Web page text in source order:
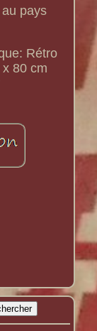
pays
Rétro
80 cm